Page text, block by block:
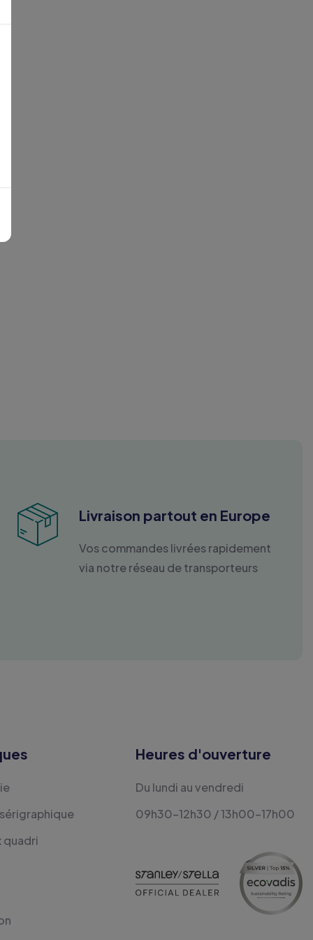
Livraison partout en Europe
Vos commandes livrées rapidement
via notre réseau de transporteurs
quadri
Heures d'ouverture
Du lundi au vendredi
09h30-12h30 / 13h00-17h00